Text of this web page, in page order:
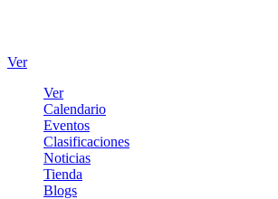
Ver
Ver
Calendario
Eventos
Clasificaciones
Noticias
Tienda
Blogs